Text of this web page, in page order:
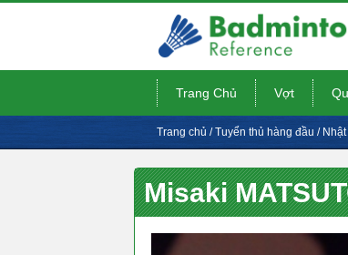
Trang Chủ Vợt
Trang chủ /Tuyển thủ hàng đầu /
Misaki